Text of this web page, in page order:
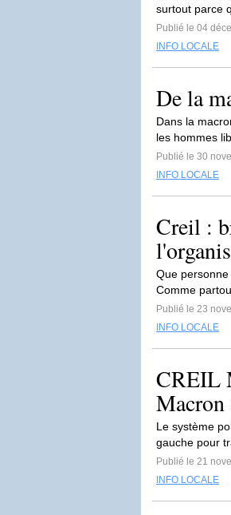
surtout parce
Publié le 04
INFO LOCALE
De la
Dans la
les hommes
Publié le 30
INFO LOCALE
Creil :
Que personne
Comme
Publié le 23
INFO LOCALE
CREIL
Macron
Le système
gauche pour
Publié le 21
INFO LOCALE